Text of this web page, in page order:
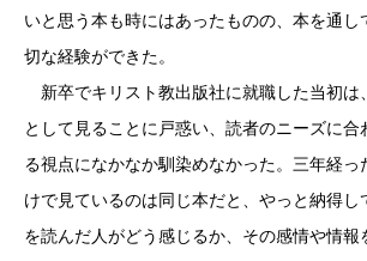
いと思う本も時にはあったものの、本を通し
切な経験ができた。
新卒でキリスト教出版社に就職した当初は
として見ることに戸惑い、読者のニーズに合
る視点になかなか馴染めなかった。三年経っ
けで見ているのは同じ本だと、やっと納得し
を読んだ人がどう感じるか、その感情や情報